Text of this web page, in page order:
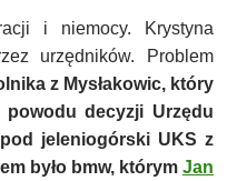
i niemocy. Krystyna
urzędników. Problem
z Mysłakowic, który
powodu decyzji Urzędu
jeleniogórski UKS z
było bmw, którym Jan